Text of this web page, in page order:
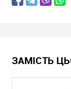
ЗАМІСТЬ